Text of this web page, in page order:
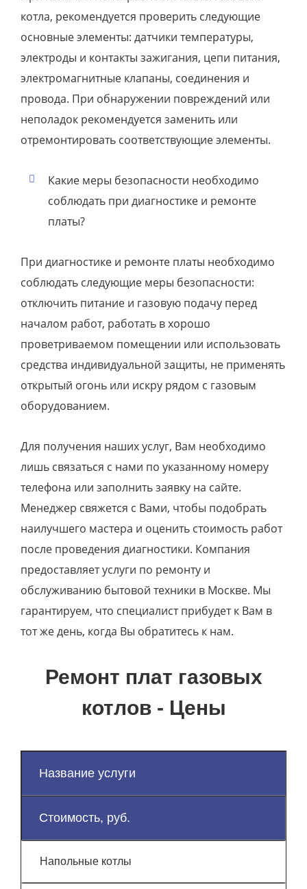
котла, рекомендуется проверить следующие
основные элементы: датчики температуры,
электроды и контакты зажигания, цепи питания,
электромагнитные клапаны, соединения и
провода. При обнаружении повреждений или
неполадок рекомендуется заменить или
отремонтировать соответствующие элементы.
Какие меры безопасности необходимо
соблюдать при диагностике и ремонте
платы?
При диагностике и ремонте платы необходимо
соблюдать следующие меры безопасности:
отключить питание и газовую подачу перед
началом работ, работать в хорошо
проветриваемом помещении или использовать
средства индивидуальной защиты, не применять
открытый огонь или искру рядом с газовым
оборудованием.
Для получения наших услуг, Вам необходимо
лишь связаться с нами по указанному номеру
телефона или заполнить заявку на сайте.
Менеджер свяжется с Вами, чтобы подобрать
наилучшего мастера и оценить стоимость работ
после проведения диагностики. Компания
предоставляет услуги по ремонту и
обслуживанию бытовой техники в Москве. Мы
гарантируем, что специалист прибудет к Вам в
тот же день, когда Вы обратитесь к нам.
Ремонт плат газовых
котлов - Цены
Название услуги
Стоимость, руб.
Напольные котлы